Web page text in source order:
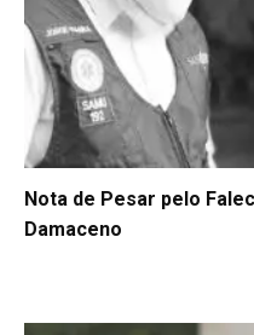
Nota de Pesar pelo
Damaceno